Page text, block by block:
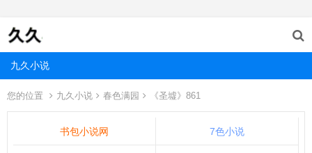
九久小说
您的位置 九久小说 春色满园 《圣墟》861
书包小说网 7色小说